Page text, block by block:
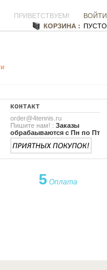
ПРИВЕТСТВУЕМ!
ВОЙТИ
КОРЗИНА :
ПУСТО
КОНТАКТ
order@4tennis.ru
Пишите нам! : Заказы
обрабаываются с Пн по Пт
5Оплата